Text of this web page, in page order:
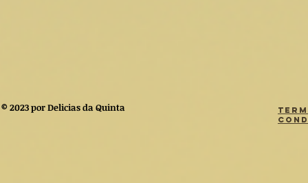
© 2023 por Delicias da Quinta